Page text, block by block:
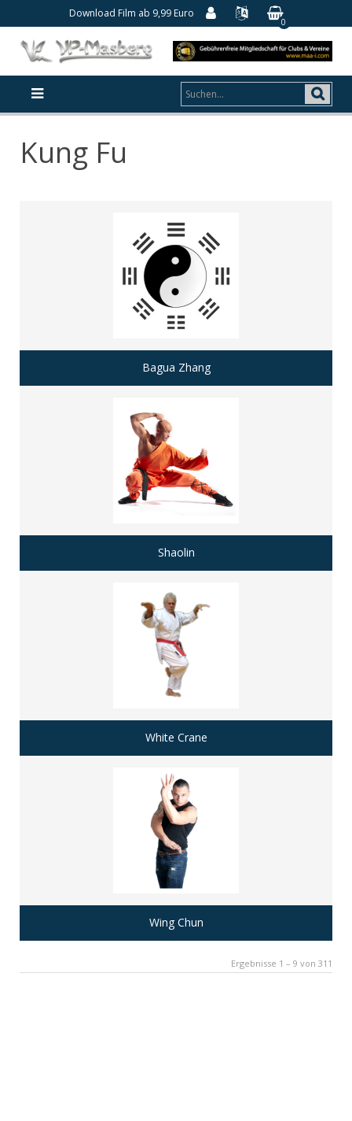
Download Film ab 9,99 Euro
0
Kung Fu
Bagua Zhang
Shaolin
White Crane
Wing Chun
Ergebnisse 1 – 9 von 311